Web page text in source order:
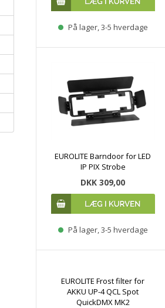
På lager, 3-5 hverdage
EUROLITE Barndoor for LED
IP PIX Strobe
DKK 309,00
På lager, 3-5 hverdage
EUROLITE Frost filter for
AKKU UP-4 QCL Spot
QuickDMX MK2